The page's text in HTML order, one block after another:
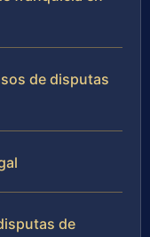
de disputas
de